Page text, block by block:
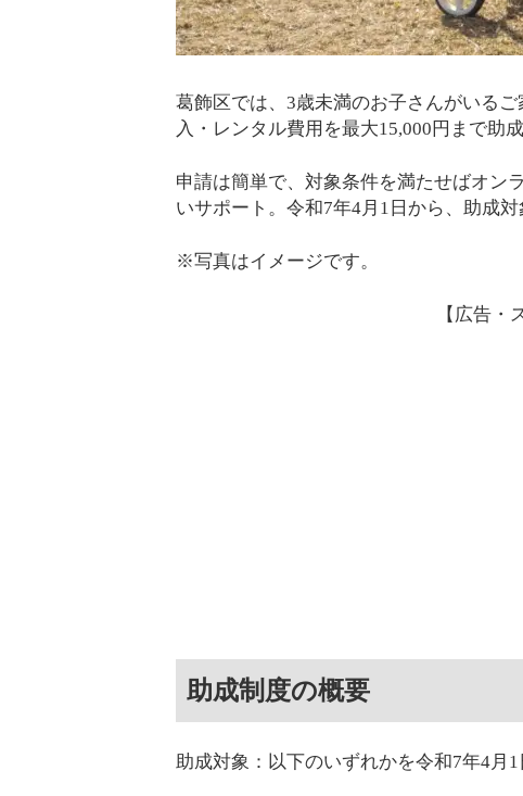
葛飾区では、3歳未満のお子さんがいる
入・レンタル費用を最大15,000円まで助
申請は簡単で、対象条件を満たせばオン
いサポート。令和7年4月1日から、助成
※写真はイメージです。
【広告・
助成制度の概要
助成対象：以下のいずれかを令和7年4月